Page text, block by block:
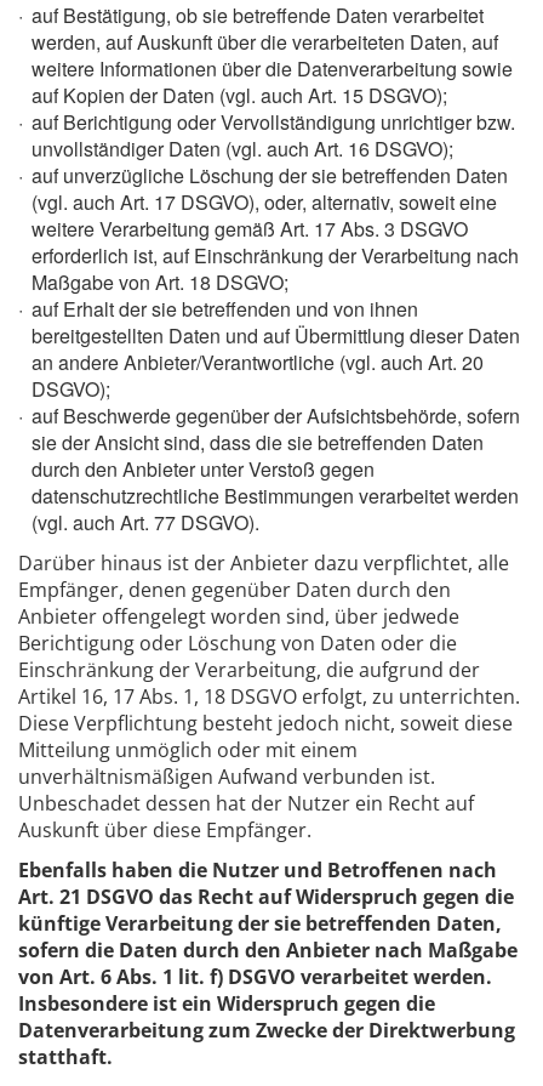
auf Bestätigung, ob sie betreffende Daten verarbeitet
werden, auf Auskunft über die verarbeiteten Daten, auf
weitere Informationen über die Datenverarbeitung sowie
auf Kopien der Daten (vgl. auch Art. 15 DSGVO);
auf Berichtigung oder Vervollständigung unrichtiger bzw.
unvollständiger Daten (vgl. auch Art. 16 DSGVO);
auf unverzügliche Löschung der sie betreffenden Daten
(vgl. auch Art. 17 DSGVO), oder, alternativ, soweit eine
weitere Verarbeitung gemäß Art. 17 Abs. 3 DSGVO
erforderlich ist, auf Einschränkung der Verarbeitung nach
Maßgabe von Art. 18 DSGVO;
auf Erhalt der sie betreffenden und von ihnen
bereitgestellten Daten und auf Übermittlung dieser Daten
an andere Anbieter/Verantwortliche (vgl. auch Art. 20
DSGVO);
auf Beschwerde gegenüber der Aufsichtsbehörde, sofern
sie der Ansicht sind, dass die sie betreffenden Daten
durch den Anbieter unter Verstoß gegen
datenschutzrechtliche Bestimmungen verarbeitet werden
(vgl. auch Art. 77 DSGVO).
Darüber hinaus ist der Anbieter dazu verpflichtet, alle
Empfänger, denen gegenüber Daten durch den
Anbieter offengelegt worden sind, über jedwede
Berichtigung oder Löschung von Daten oder die
Einschränkung der Verarbeitung, die aufgrund der
Artikel 16, 17 Abs. 1, 18 DSGVO erfolgt, zu unterrichten.
Diese Verpflichtung besteht jedoch nicht, soweit diese
Mitteilung unmöglich oder mit einem
unverhältnismäßigen Aufwand verbunden ist.
Unbeschadet dessen hat der Nutzer ein Recht auf
Auskunft über diese Empfänger.
Ebenfalls haben die Nutzer und Betroffenen nach
Art. 21 DSGVO das Recht auf Widerspruch gegen die
künftige Verarbeitung der sie betreffenden Daten,
sofern die Daten durch den Anbieter nach Maßgabe
von Art. 6 Abs. 1 lit. f) DSGVO verarbeitet werden.
Insbesondere ist ein Widerspruch gegen die
Datenverarbeitung zum Zwecke der Direktwerbung
statthaft.